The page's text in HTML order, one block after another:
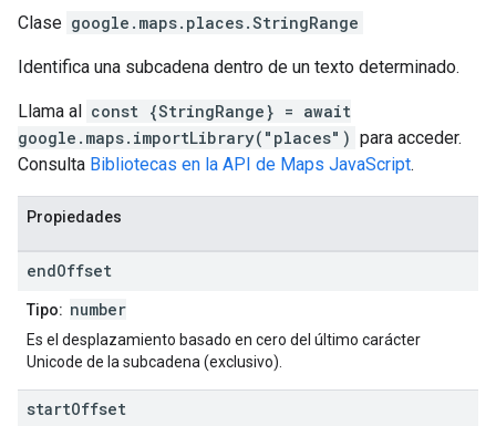
Clase google.maps.places.StringRange
Identifica una subcadena dentro de un texto determinado.
Llama al const {StringRange} = await
google.maps.importLibrary("places") para acceder.
Consulta Bibliotecas en la API de Maps JavaScript.
Propiedades
endOffset
Tipo: number
Es el desplazamiento basado en cero del último carácter
Unicode de la subcadena (exclusivo).
startOffset